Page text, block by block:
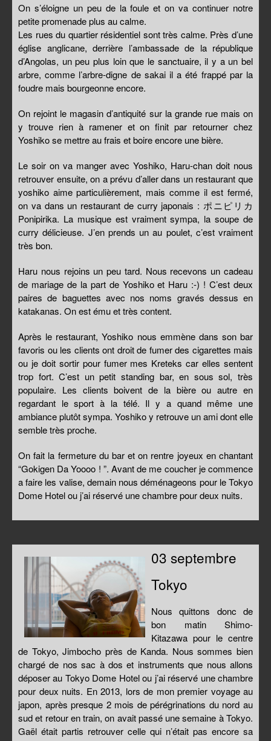
On s’éloigne un peu de la foule et on va continuer notre
petite promenade plus au calme.
Les rues du quartier résidentiel sont très calme. Près d’une
église anglicane, derrière l’ambassade de la république
d’Angolas, un peu plus loin que le sanctuaire, il y a un bel
arbre, comme l’arbre-digne de sakai il a été frappé par la
foudre mais bourgeonne encore.
On rejoint le magasin d’antiquité sur la grande rue mais on
y trouve rien à ramener et on finit par retourner chez
Yoshiko se mettre au frais et boire encore une bière.
Le soir on va manger avec Yoshiko, Haru-chan doit nous
retrouver ensuite, on a prévu d’aller dans un restaurant que
yoshiko aime particulièrement, mais comme il est fermé,
on va dans un restaurant de curry japonais : ポニピリカ
Ponipirika. La musique est vraiment sympa, la soupe de
curry délicieuse. J’en prends un au poulet, c’est vraiment
très bon.
Haru nous rejoins un peu tard. Nous recevons un cadeau
de mariage de la part de Yoshiko et Haru :-) ! C’est deux
paires de baguettes avec nos noms gravés dessus en
katakanas. On est ému et très content.
Après le restaurant, Yoshiko nous emmène dans son bar
favoris ou les clients ont droit de fumer des cigarettes mais
ou je doit sortir pour fumer mes Kreteks car elles sentent
trop fort. C’est un petit standing bar, en sous sol, très
populaire. Les clients boivent de la bière ou autre en
regardant le sport à la télé. Il y a quand même une
ambiance plutôt sympa. Yoshiko y retrouve un ami dont elle
semble très proche.
On fait la fermeture du bar et on rentre joyeux en chantant
“Gokigen Da Yoooo ! ”. Avant de me coucher je commence
a faire les valise, demain nous déménageons pour le Tokyo
Dome Hotel ou j’ai réservé une chambre pour deux nuits.
03 septembre
Tokyo
Nous quittons donc de
bon matin Shimo-
Kitazawa pour le centre
de Tokyo, Jimbocho près de Kanda. Nous sommes bien
chargé de nos sac à dos et instruments que nous allons
déposer au Tokyo Dome Hotel ou j’ai réservé une chambre
pour deux nuits. En 2013, lors de mon premier voyage au
japon, après presque 2 mois de pérégrinations du nord au
sud et retour en train, on avait passé une semaine à Tokyo.
Gaël était partis retrouver celle qui n’était pas encore sa